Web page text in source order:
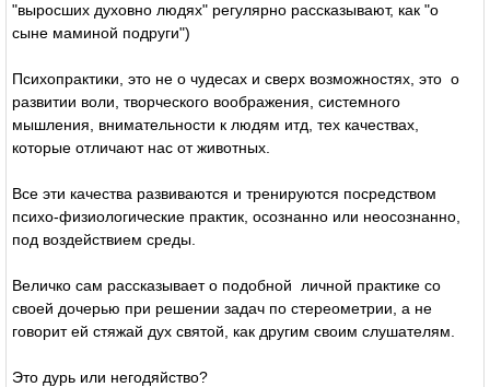
"выросших духовно людях" регулярно рассказывают, как "о
сыне маминой подруги")
Психопрактики, это не о чудесах и сверх возможностях, это о
развитии воли, творческого воображения, системного
мышления, внимательности к людям итд, тех качествах,
которые отличают нас от животных.
Все эти качества развиваются и тренируются посредством
психо-физиологические практик, осознанно или неосознанно,
под воздействием среды.
Величко сам рассказывает о подобной личной практике со
своей дочерью при решении задач по стереометрии, а не
говорит ей стяжай дух святой, как другим своим слушателям.
Это дурь или негодяйство?